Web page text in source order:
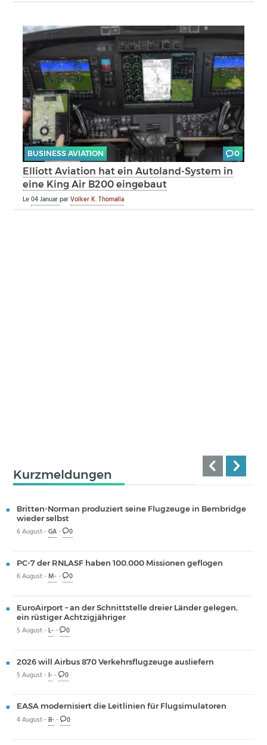
BUSINESS AVIATION 0
Elliott Aviation hat ein Autoland-System in
eine King Air B200 eingebaut
Le04 JanuarparVolker K. Thomalla
Kurzmeldungen
Britten-Norman produziert seine Flugzeuge in Bembridge
wieder selbst
6 August -GA- 0
PC-7 der RNLASF haben 100.000 Missionen geflogen
6 August -M-- 0
EuroAirport – an der Schnittstelle dreier Länder gelegen,
ein rüstiger Achtzigjähriger
5 August -L-- 0
2026 will Airbus 870 Verkehrsflugzeuge ausliefern
5 August - I-- 0
EASA modernisiert die Leitlinien für Flugsimulatoren
4 August -B-- 0